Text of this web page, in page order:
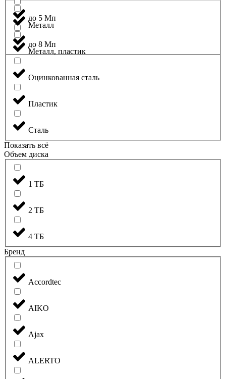
до 5 Мп
до 8 Мп
Металл
Металл, пластик
Оцинкованная сталь
Пластик
Сталь
Показать всё
Объем диска
1 ТБ
2 ТБ
4 ТБ
Бренд
Accordtec
AIKO
Ajax
ALERTO